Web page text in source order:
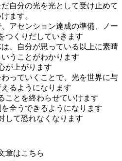
自分の光を光として受け止めて
ます。
アセンション達成の準備、ノー
つくりだしていきます
、自分が思っている以上に素晴
うことがわかります
が上がります
っていくことで、光を世界に与
るようになります
ことを終わらせていけます
を全うできるようになります
して恐れなくなります
章はこちら